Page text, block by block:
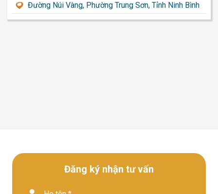
Đường Núi Vàng, Phường Trung Sơn, Tỉnh Ninh Bình
Đăng ký nhận tư vấn